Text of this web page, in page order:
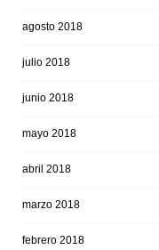
agosto 2018
julio 2018
junio 2018
mayo 2018
abril 2018
marzo 2018
febrero 2018